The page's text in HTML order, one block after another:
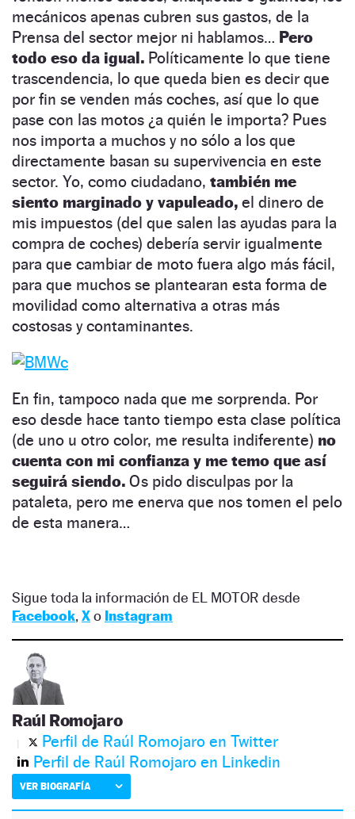
mecánicos apenas cubren sus gastos, de la
Prensa del sector mejor ni hablamos… Pero
todo eso da igual. Políticamente lo que tiene
trascendencia, lo que queda bien es decir que
por fin se venden más coches, así que lo que
pase con las motos ¿a quién le importa? Pues
nos importa a muchos y no sólo a los que
directamente basan su supervivencia en este
sector. Yo, como ciudadano, también me
siento marginado y vapuleado, el dinero de
mis impuestos (del que salen las ayudas para la
compra de coches) debería servir igualmente
para que cambiar de moto fuera algo más fácil,
para que muchos se plantearan esta forma de
movilidad como alternativa a otras más
costosas y contaminantes.
En fin, tampoco nada que me sorprenda. Por
eso desde hace tanto tiempo esta clase política
(de uno u otro color, me resulta indiferente) no
cuenta con mi confianza y me temo que así
seguirá siendo. Os pido disculpas por la
pataleta, pero me enerva que nos tomen el pelo
de esta manera…
Sigue toda la información de EL MOTOR desde
Facebook, Xo Instagram
Raúl Romojaro
Perfil de Raúl Romojaro en Twitter
Perfil de Raúl Romojaro en Linkedin
VER BIOGRAFÍA